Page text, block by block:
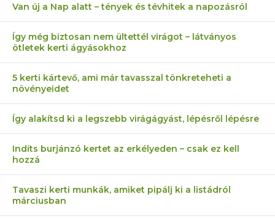
Van új a Nap alatt – tények és tévhitek a napozásról
Így még biztosan nem ültettél virágot – látványos
ötletek kerti ágyásokhoz
5 kerti kártevő, ami már tavasszal tönkreteheti a
növényeidet
Így alakítsd ki a legszebb virágágyást, lépésről lépésre
Indíts burjánzó kertet az erkélyeden – csak ez kell
hozzá
Tavaszi kerti munkák, amiket pipálj ki a listádról
márciusban